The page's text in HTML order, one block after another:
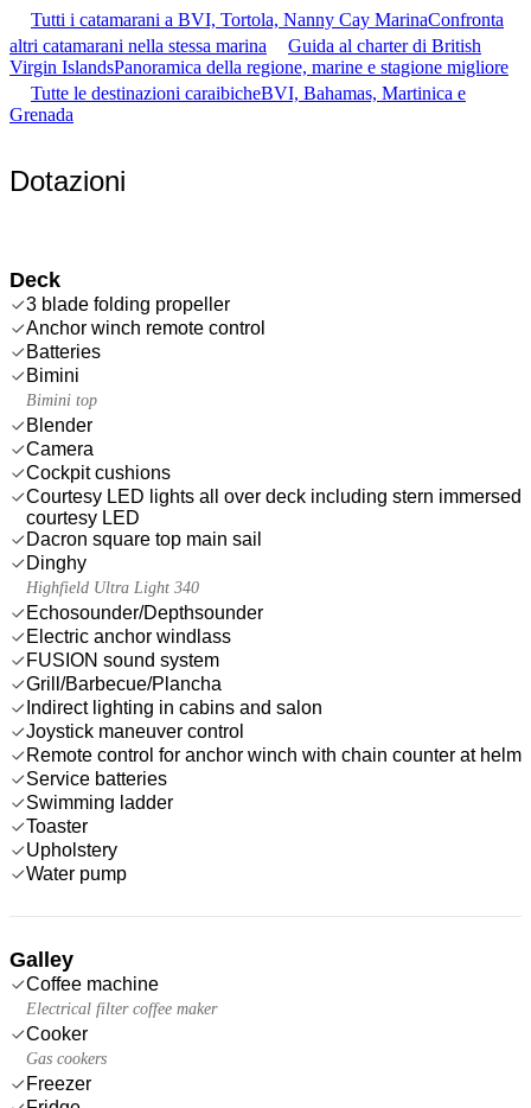
Tutti i catamarani a BVI, Tortola, Nanny Cay MarinaConfronta
altri catamarani nella stessa marina
Guida al charter di British
Virgin IslandsPanoramica della regione, marine e stagione migliore
Tutte le destinazioni caraibicheBVI, Bahamas, Martinica e
Grenada
Dotazioni
Deck
3 blade folding propeller
Anchor winch remote control
Batteries
Bimini
Bimini top
Blender
Camera
Cockpit cushions
Courtesy LED lights all over deck including stern immersed
courtesy LED
Dacron square top main sail
Dinghy
Highfield Ultra Light 340
Echosounder/Depthsounder
Electric anchor windlass
FUSION sound system
Grill/Barbecue/Plancha
Indirect lighting in cabins and salon
Joystick maneuver control
Remote control for anchor winch with chain counter at helm
Service batteries
Swimming ladder
Toaster
Upholstery
Water pump
Galley
Coffee machine
Electrical filter coffee maker
Cooker
Gas cookers
Freezer